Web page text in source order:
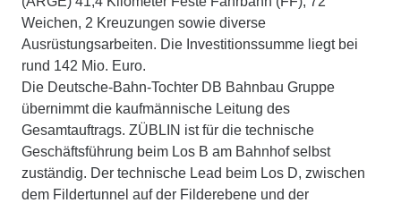
Weichen, 2 Kreuzungen sowie diverse
Ausrüstungsarbeiten. Die Investitionssumme liegt bei
rund 142 Mio. Euro.
Die Deutsche-Bahn-Tochter DB Bahnbau Gruppe
übernimmt die kaufmännische Leitung des
Gesamtauftrags. ZÜBLIN ist für die technische
Geschäftsführung beim Los B am Bahnhof selbst
zuständig. Der technische Lead beim Los D, zwischen
dem Fildertunnel auf der Filderebene und der